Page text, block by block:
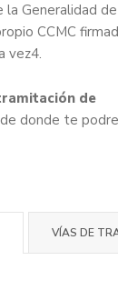
la Generalidad de
CCMC
vez4.
de
donde te
VÍAS DE